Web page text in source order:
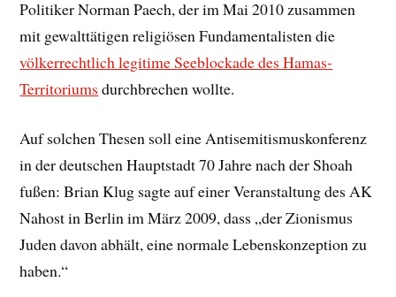
Politiker Norman Paech, der im Mai 2010 zusammen
mit gewalttätigen religiösen Fundamentalisten die
völkerrechtlich legitime Seeblockade des Hamas-
Territoriums durchbrechen wollte.
Auf solchen Thesen soll eine Antisemitismuskonferenz
in der deutschen Hauptstadt 70 Jahre nach der Shoah
fußen: Brian Klug sagte auf einer Veranstaltung des AK
Nahost in Berlin im März 2009, dass „der Zionismus
Juden davon abhält, eine normale Lebenskonzeption zu
haben.“